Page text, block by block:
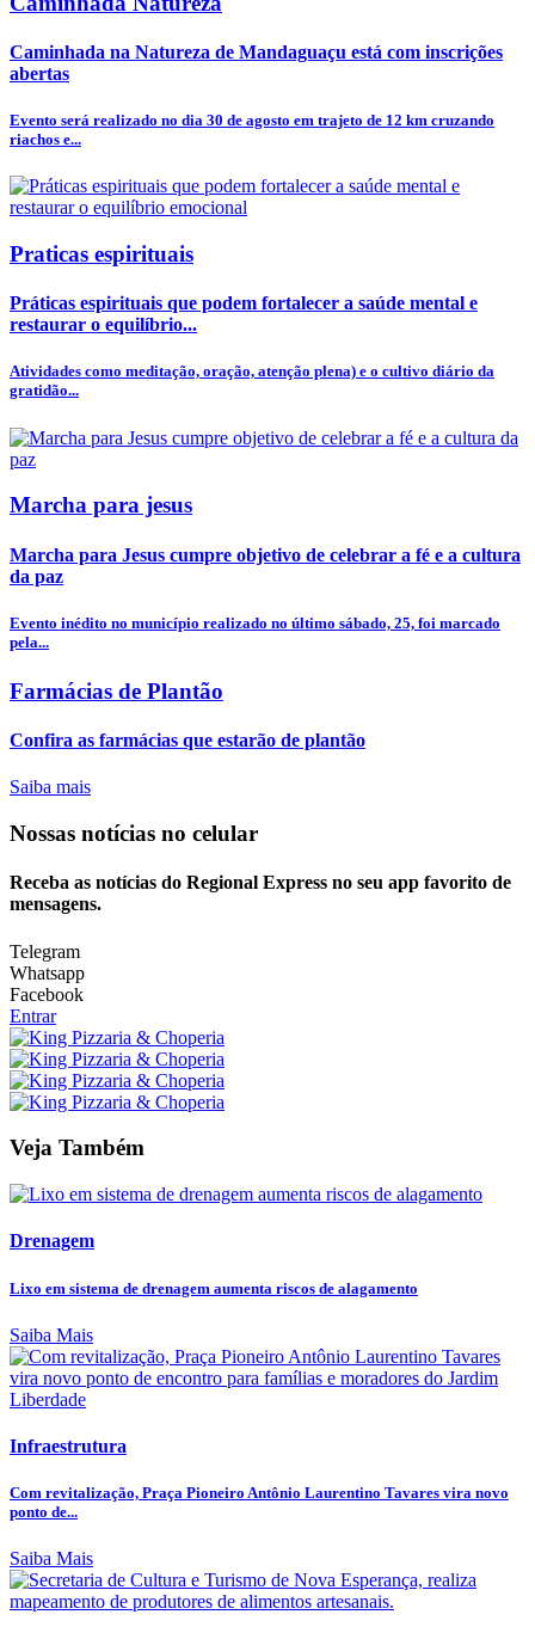
Caminhada na Natureza de Mandaguaçu está com inscrições
abertas
Evento será realizado no dia 30 de agosto em trajeto de 12 km cruzando
riachos e...
Praticas espirituais
Práticas espirituais que podem fortalecer a saúde mental e
restaurar o equilíbrio...
Atividades como meditação, oração, atenção plena) e o cultivo diário da
gratidão...
Marcha para jesus
Marcha para Jesus cumpre objetivo de celebrar a fé e a cultura
da paz
Evento inédito no município realizado no último sábado, 25, foi marcado
pela...
Farmácias de Plantão
Confira as farmácias que estarão de plantão
Saiba mais
Nossas notícias no celular
Receba as notícias do Regional Express no seu app favorito de
mensagens.
Telegram
Whatsapp
Facebook
Entrar
Veja Também
Drenagem
Lixo em sistema de drenagem aumenta riscos de alagamento
Saiba Mais
Infraestrutura
Com revitalização, Praça Pioneiro Antônio Laurentino Tavares vira novo
ponto de...
Saiba Mais